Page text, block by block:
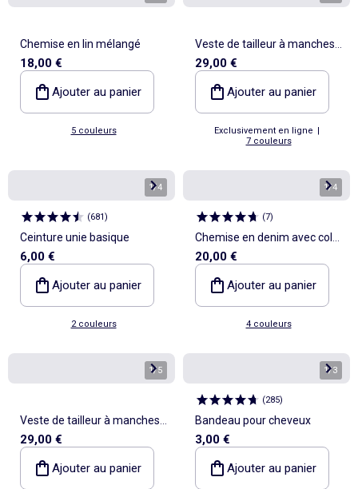
Chemise en lin mélangé
18,00 €
Ajouter au panier
5 couleurs
Veste de tailleur à manches
longues
29,00 €
Ajouter au panier
Exclusivement en ligne |
7 couleurs
1/4
(681)
Ceinture unie basique
6,00 €
Ajouter au panier
2 couleurs
1/4
(7)
Chemise en denim avec col
lavallière
20,00 €
Ajouter au panier
4 couleurs
1/5
Veste de tailleur à manches
longues
29,00 €
Ajouter au panier
1/3
(285)
Bandeau pour cheveux
3,00 €
Ajouter au panier